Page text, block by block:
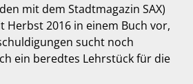
mit dem Stadtmagazin SAX)
Herbst 2016 in einem Buch vor,
sucht noch
ein beredtes Lehrstück für die